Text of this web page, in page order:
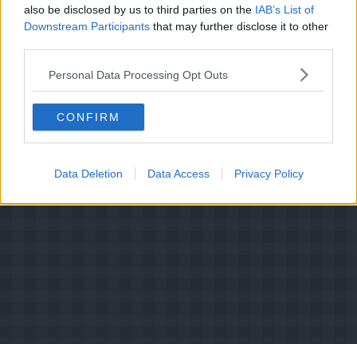
also be disclosed by us to third parties on the IAB’s List of
Downstream Participants that may further disclose it to other
Personal Data Processing Opt Outs
CONFIRM
Data Deletion Data Access Privacy Policy
Varm den sur-søde sauce op og server den til de
varme, sprøde wontoner.
Wontonerne kan også serveres kolde.